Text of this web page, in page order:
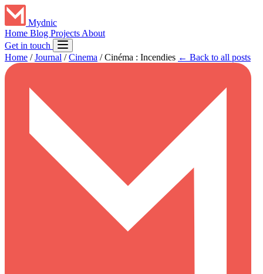
Mydnic
Home Blog Projects About
Get in touch
Home / Journal / Cinema / Cinéma : Incendies ← Back to all posts